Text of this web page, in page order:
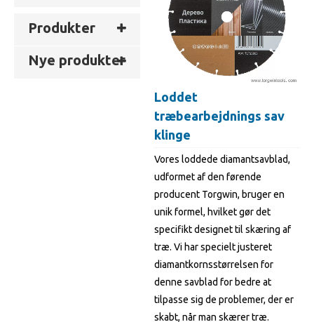
Produkter
Nye produkter
Loddet
træbearbejdnings sav
klinge
Vores loddede diamantsavblad,
udformet af den førende
producent Torgwin, bruger en
unik formel, hvilket gør det
specifikt designet til skæring af
træ. Vi har specielt justeret
diamantkornsstørrelsen for
denne savblad for bedre at
tilpasse sig de problemer, der er
skabt, når man skærer træ.